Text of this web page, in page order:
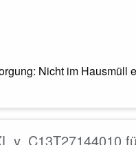
Nicht im Hausmüll
y, C13T27144010